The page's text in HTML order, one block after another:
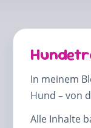
In meinem
Hund – von
Alle Inhalte